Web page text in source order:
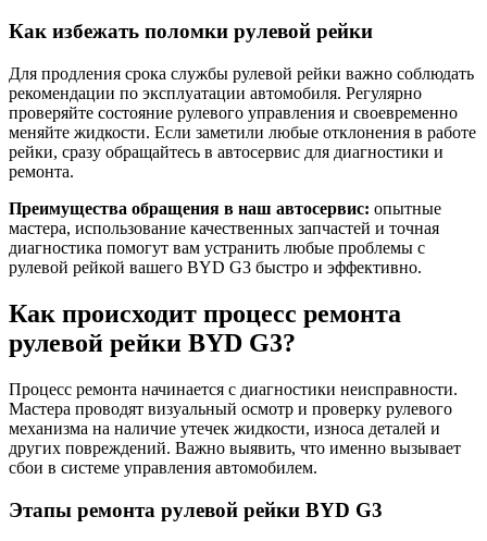
Как избежать поломки рулевой рейки
Для продления срока службы рулевой рейки важно соблюдать
рекомендации по эксплуатации автомобиля. Регулярно
проверяйте состояние рулевого управления и своевременно
меняйте жидкости. Если заметили любые отклонения в работе
рейки, сразу обращайтесь в автосервис для диагностики и
ремонта.
Преимущества обращения в наш автосервис: опытные
мастера, использование качественных запчастей и точная
диагностика помогут вам устранить любые проблемы с
рулевой рейкой вашего BYD G3 быстро и эффективно.
Как происходит процесс ремонта
рулевой рейки BYD G3?
Процесс ремонта начинается с диагностики неисправности.
Мастера проводят визуальный осмотр и проверку рулевого
механизма на наличие утечек жидкости, износа деталей и
других повреждений. Важно выявить, что именно вызывает
сбои в системе управления автомобилем.
Этапы ремонта рулевой рейки BYD G3